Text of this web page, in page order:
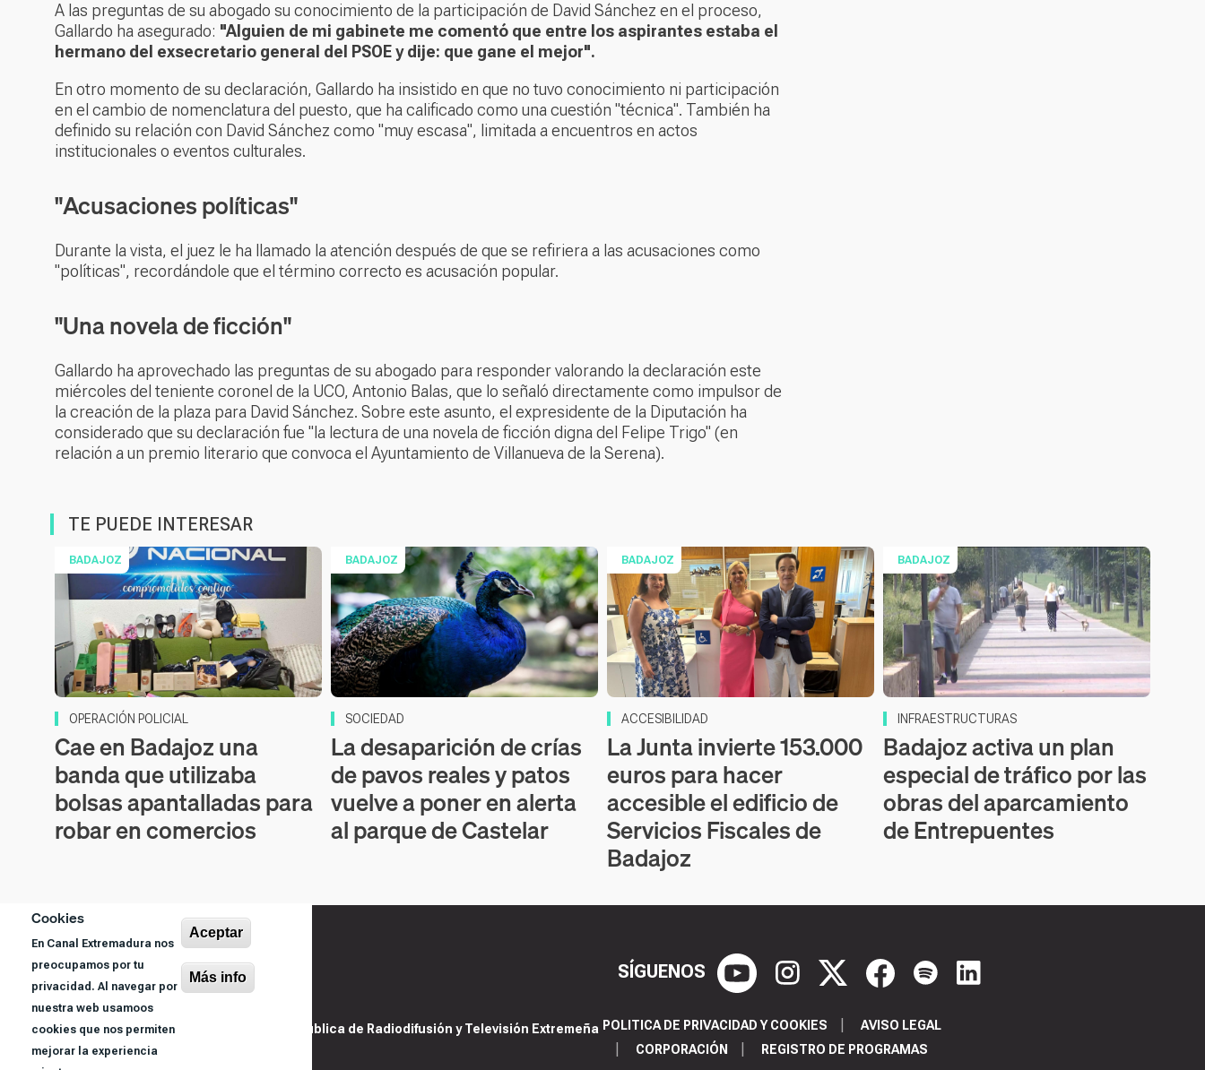
Cookies
En Canal Extremadura nos
preocupamos por tu
privacidad. Al navegar por
nuestra web usamoos
cookies que nos permiten
mejorar la experiencia
Aceptar
Más info
A las preguntas de su abogado su conocimiento de la participación de David Sánchez en el proceso,
Gallardo ha asegurado: "Alguien de mi gabinete me comentó que entre los aspirantes estaba el
hermano del exsecretario general del PSOE y dije: que gane el mejor".
En otro momento de su declaración, Gallardo ha insistido en que no tuvo conocimiento ni participación
en el cambio de nomenclatura del puesto, que ha calificado como una cuestión "técnica". También ha
definido su relación con David Sánchez como "muy escasa", limitada a encuentros en actos
institucionales o eventos culturales.
"Acusaciones políticas"
Durante la vista, el juez le ha llamado la atención después de que se refiriera a las acusaciones como
"políticas", recordándole que el término correcto es acusación popular.
"Una novela de ficción"
Gallardo ha aprovechado las preguntas de su abogado para responder valorando la declaración este
miércoles del teniente coronel de la UCO, Antonio Balas, que lo señaló directamente como impulsor de
la creación de la plaza para David Sánchez. Sobre este asunto, el expresidente de la Diputación ha
considerado que su declaración fue "la lectura de una novela de ficción digna del Felipe Trigo" (en
relación a un premio literario que convoca el Ayuntamiento de Villanueva de la Serena).
TE PUEDE INTERESAR
BADAJOZ
OPERACIÓN POLICIAL
Cae en Badajoz una
banda que utilizaba
bolsas apantalladas para
robar en comercios
BADAJOZ
SOCIEDAD
La desaparición de crías
de pavos reales y patos
vuelve a poner en alerta
al parque de Castelar
BADAJOZ
ACCESIBILIDAD
La Junta invierte 153.000
euros para hacer
accesible el edificio de
Servicios Fiscales de
Badajoz
BADAJOZ
INFRAESTRUCTURAS
Badajoz activa un plan
especial de tráfico por las
obras del aparcamiento
de Entrepuentes
SÍGUENOS
@ Sociedad Pública de Radiodifusión y Televisión Extremeña POLITICA DE PRIVACIDAD Y COOKIES
AVISO LEGAL
CORPORACIÓN
REGISTRO DE PROGRAMAS